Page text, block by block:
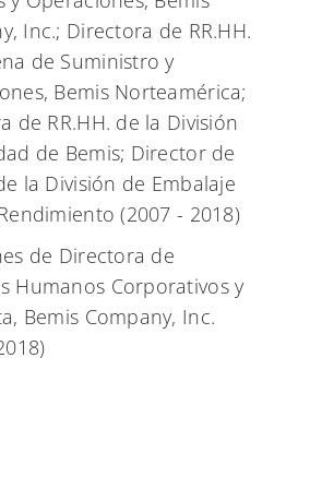
Inc.; Directora de RR.HH.
de Suministro y
Bemis Norteamérica;
de RR.HH. de la División
de Bemis; Director de
la División de Embalaje
(2007 - 2018)
de Directora de
Humanos Corporativos y
Bemis Company, Inc.